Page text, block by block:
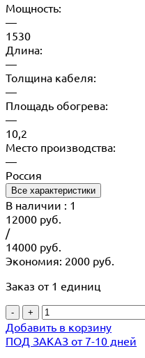
Мощность:
—
1530
Длина:
—
Толщина кабеля:
—
Площадь обогрева:
—
10,2
Место производства:
—
Россия
Все характеристики
В наличии : 1
12000 руб.
/
14000 руб.
Экономия: 2000 руб.
Заказ от 1 единиц
- +
Добавить в корзину
ПОД ЗАКАЗ от 7-10 дней